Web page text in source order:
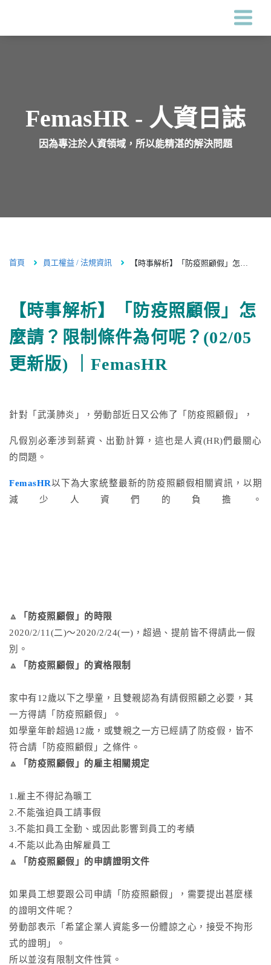
價格
海外服務
更多文章
FemasHR - 人資日誌
因為專注於人資領域，所以能精湛的解決問題
首頁 員工權益 / 法規資訊
【時事解析】「防疫照顧假」怎
麼請？限制條件為何呢？(02/05
更新版) ｜FemasHR
針對「武漢肺炎」，勞動部近日又公佈了「防疫照顧假」，
凡假別必牽涉到薪資、出勤計算，這也是人資(HR)們最關心
的問題。
FemasHR以下為大家統整最新的防疫照顧假相關資訊，以期
減少人資們的負擔。
🔼
「防疫照顧假」的時限
2020/2/11(二)～2020/2/24(一)，超過、提前皆不得請此一假
別。
🔼
「防疫照顧假」的資格限制
家中有12歲以下之學童，且雙親認為有請假照顧之必要，其
一方得請「防疫照顧假」。
如學童年齡超過12歲，或雙親之一方已經請了防疫假，皆不
符合請「防疫照顧假」之條件。
🔼
「防疫照顧假」的雇主相關規定
1.雇主不得記為曠工
2.不能強迫員工請事假
3.不能扣員工全勤、或因此影響到員工的考績
4.不能以此為由解雇員工
🔼
「防疫照顧假」的申請證明文件
如果員工想要跟公司申請「防疫照顧假」，需要提出甚麼樣
的證明文件呢？
勞動部表示「希望企業人資能多一份體諒之心，接受不拘形
式的證明」。
所以並沒有限制文件性質。